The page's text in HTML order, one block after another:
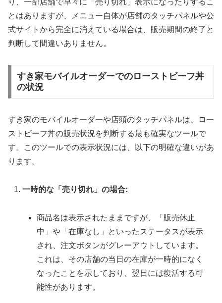
り、一部店舗で早々に「売り切れ」表示になったりするこ
とはありますが、メニュー自体が店舗のタッチパネルや公
式サイトから完全に消えている場合は、販売期間の終了と
判断して間違いありません。
すき家モバイルオーダーでのローストビーフ丼
の状況
すき家のモバイルオーダーや店頭のタッチパネルは、ロー
ストビーフ丼の販売状況を判断する最も確実なツールで
す。このツールでの表示状況には、以下の明確な違いがあ
ります。
一時的な「売り切れ」の場合:
商品名は表示されたままですが、「販売休止
中」や「在庫なし」といったステータスが表示
され、注文ボタンがグレーアウトしています。
これは、その店舗の当日の在庫が一時的になく
なったことを示しており、翌日には復活する可
能性があります。